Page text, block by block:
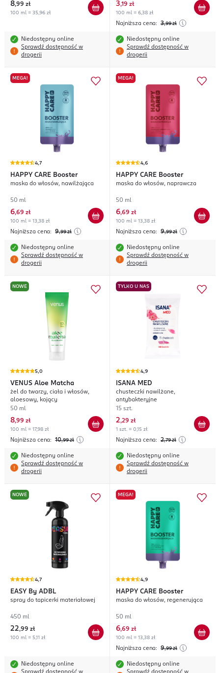
8,99 zł
100 ml = 35,96 zł
Niedostępny online
Sprawdź dostępność w
drogerii
3,19 zł
100 ml = 6,38 zł
Najniższa cena: 3,99 zł
Niedostępny online
Sprawdź dostępność w
drogerii
MEGA!
4,7
HAPPY CARE Booster
maska do włosów, nawilżająca
50 ml
6,69 zł
100 ml = 13,38 zł
Najniższa cena: 9,99 zł
Niedostępny online
Sprawdź dostępność w
drogerii
MEGA!
4,6
HAPPY CARE Booster
maska do włosów, naprawcza
50 ml
6,69 zł
100 ml = 13,38 zł
Najniższa cena: 9,99 zł
Niedostępny online
Sprawdź dostępność w
drogerii
NOWE
5,0
VENUS Aloe Matcha
żel do twarzy, ciała i włosów,
aloesowy, kojący
50 ml
8,99 zł
100 ml = 17,98 zł
Najniższa cena: 10,99 zł
Niedostępny online
Sprawdź dostępność w
drogerii
TYLKO U NAS
4,9
ISANA MED
chusteczki nawilżane,
antybakteryjne
15 szt.
2,29 zł
1 szt. = 0,15 zł
Najniższa cena: 2,79 zł
Niedostępny online
Sprawdź dostępność w
drogerii
NOWE
4,7
EASY By ADBL
spray do tapicerki materiałowej
450 ml
22,99 zł
100 ml = 5,11 zł
Niedostępny online
MEGA!
4,9
HAPPY CARE Booster
maska do włosów, regenerująca
50 ml
6,69 zł
100 ml = 13,38 zł
Najniższa cena: 9,99 zł
Niedostępny online